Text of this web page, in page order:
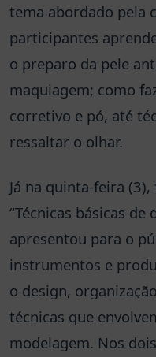
tema abordado pela
participantes
o preparo da pele
maquiagem; como
corretivo e pó, até
ressaltar o olhar.
Já na quinta-feira
“Técnicas básicas
apresentou para o
instrumentos e
o design,
técnicas que
modelagem. Nos